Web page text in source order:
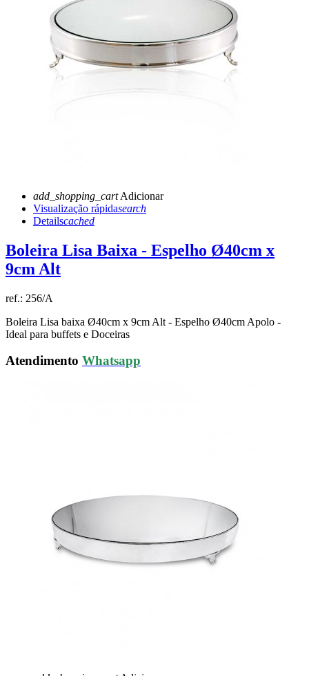
add_shopping_cartAdicionar
Visualização rápidasearch
Detailscached
Boleira Lisa Baixa - Espelho Ø40cm x
9cm Alt
ref.: 256/A
Boleira Lisa baixa Ø40cm x 9cm Alt - Espelho Ø40cm Apolo -
Ideal para buffets e Doceiras
Atendimento Whatsapp